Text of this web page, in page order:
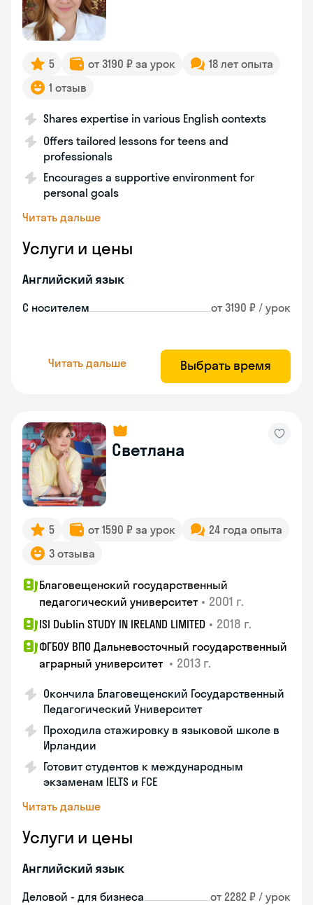
5 от 3190 ₽ за урок
18 лет опыта
1 отзыв
Shares expertise in various English contexts
Offers tailored lessons for teens and
professionals
Encourages a supportive environment for
personal goals
Читать дальше
Услуги и цены
Английский язык
С носителем от 3190 ₽ / урок
Читать дальше Выбрать время
Светлана
5 от 1590 ₽ за урок
24 года опыта
3 отзыва
Благовещенский государственный
педагогический университет • 2001 г.
ISI Dublin STUDY IN IRELAND LIMITED • 2018 г.
ФГБОУ ВПО Дальневосточный государственный
аграрный университет • 2013 г.
Окончила Благовещенский Государственный
Педагогический Университет
Проходила стажировку в языковой школе в
Ирландии
Готовит студентов к международным
экзаменам IELTS и FCE
Читать дальше
Услуги и цены
Английский язык
Деловой - для бизнеса от 2282 ₽ / урок